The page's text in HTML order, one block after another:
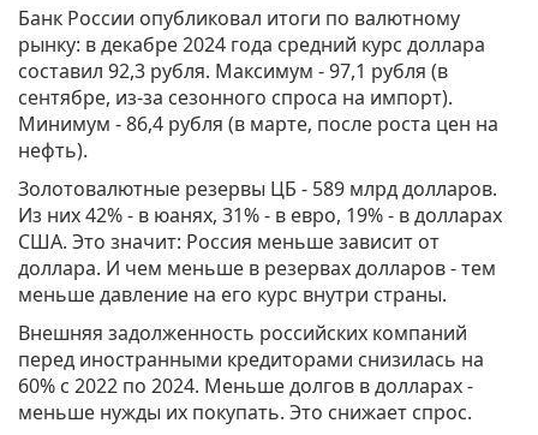
Банк России опубликовал итоги по валютному
рынку: в декабре 2024 года средний курс доллара
составил 92,3 рубля. Максимум - 97,1 рубля (в
сентябре, из-за сезонного спроса на импорт).
Минимум - 86,4 рубля (в марте, после роста цен на
нефть).
Золотовалютные резервы ЦБ - 589 млрд долларов.
Из них 42% - в юанях, 31% - в евро, 19% - в долларах
США. Это значит: Россия меньше зависит от
доллара. И чем меньше в резервах долларов - тем
меньше давление на его курс внутри страны.
Внешняя задолженность российских компаний
перед иностранными кредиторами снизилась на
60% с 2022 по 2024. Меньше долгов в долларах -
меньше нужды их покупать. Это снижает спрос.